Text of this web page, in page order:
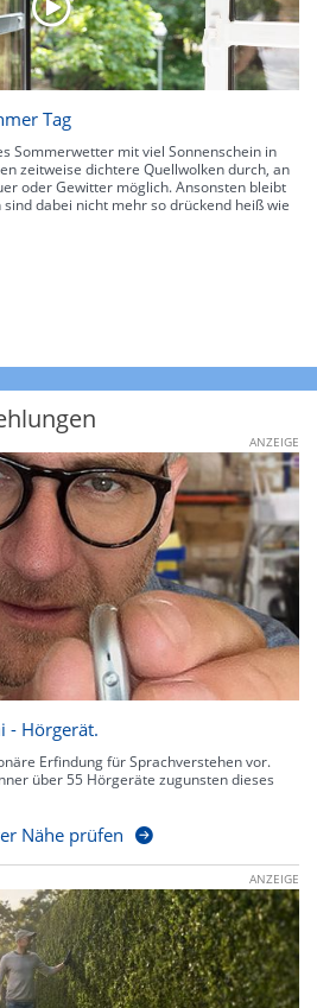
Tag
Sommerwetter mit viel Sonnenschein in
zeitweise dichtere Quellwolken durch, an
oder Gewitter möglich. Ansonsten bleibt
dabei nicht mehr so drückend heiß wie
ANZEIGE
- Hörgerät.
Erfindung für Sprachverstehen vor.
über 55 Hörgeräte zugunsten dieses
Nähe prüfen
ANZEIGE